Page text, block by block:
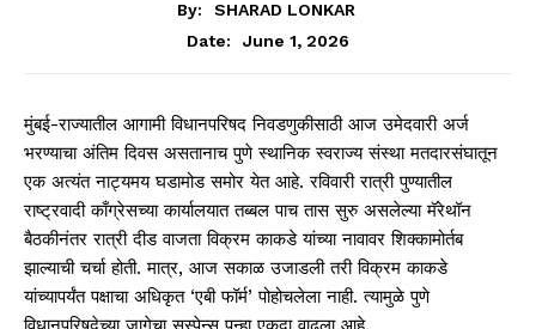
By:
SHARAD LONKAR
Date:
June 1, 2026
मुंबई-राज्यातील आगामी विधानपरिषद निवडणुकीसाठी आज उमेदवारी अर्ज
भरण्याचा अंतिम दिवस असतानाच पुणे स्थानिक स्वराज्य संस्था मतदारसंघातून
एक अत्यंत नाट्यमय घडामोड समोर येत आहे. रविवारी रात्री पुण्यातील
राष्ट्रवादी काँग्रेसच्या कार्यालयात तब्बल पाच तास सुरु असलेल्या मॅरेथॉन
बैठकीनंतर रात्री दीड वाजता विक्रम काकडे यांच्या नावावर शिक्कामोर्तब
झाल्याची चर्चा होती. मात्र, आज सकाळ उजाडली तरी विक्रम काकडे
यांच्यापर्यंत पक्षाचा अधिकृत ‘एबी फॉर्म’ पोहोचलेला नाही. त्यामुळे पुणे